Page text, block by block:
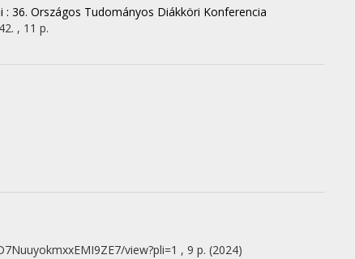
36. Országos Tudományos Diákköri Konferencia
, 11 p.
view?pli=1 , 9 p. (2024)